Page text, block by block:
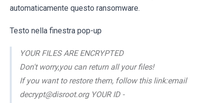
automaticamente questo ransomware.
Testo nella finestra pop-up
YOUR FILES ARE ENCRYPTED
Don't worry,you can return all your files!
If you want to restore them, follow this link:email
decrypt@disroot.org YOUR ID -